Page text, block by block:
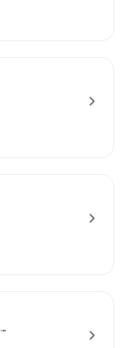
chevron_right
chevron_right
chevron_right